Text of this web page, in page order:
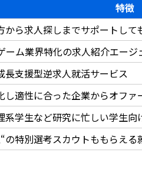
特徴
から求人探しまでサポートして
ーム業界特化の求人紹介エージ
長支援型逆求人就活サービス
し適性に合った企業からオファ
系学生など研究に忙しい学生向
の特別選考スカウトももらえる